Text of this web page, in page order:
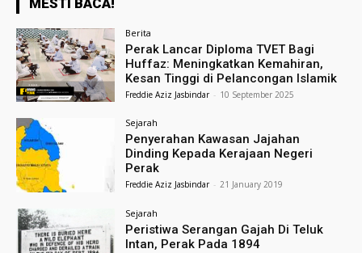
Berita
Perak Lancar Diploma TVET Bagi
Huffaz: Meningkatkan Kemahiran,
Kesan Tinggi di Pelancongan Islamik
Freddie Aziz Jasbindar - 10 September 2025
Sejarah
Penyerahan Kawasan Jajahan
Dinding Kepada Kerajaan Negeri
Perak
Freddie Aziz Jasbindar - 21 January 2019
Sejarah
Peristiwa Serangan Gajah Di Teluk
Intan, Perak Pada 1894